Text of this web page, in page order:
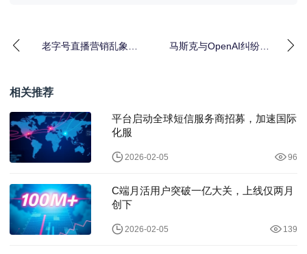
老字号直播营销乱象｜
马斯克与OpenAI纠纷升
相关推荐
平台启动全球短信服务商招募，加速国际
化服
2026-02-05 96
C端月活用户突破一亿大关，上线仅两月
创下
2026-02-05 139